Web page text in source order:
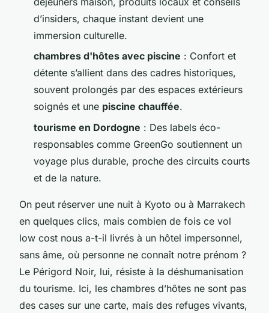
d’insiders, chaque instant devient une
immersion culturelle.
chambres d'hôtes avec piscine : Confort et
détente s’allient dans des cadres historiques,
souvent prolongés par des espaces extérieurs
soignés et une piscine chauffée.
tourisme en Dordogne : Des labels éco-
responsables comme GreenGo soutiennent un
voyage plus durable, proche des circuits courts
et de la nature.
On peut réserver une nuit à Kyoto ou à Marrakech
en quelques clics, mais combien de fois ce vol
low cost nous a-t-il livrés à un hôtel impersonnel,
sans âme, où personne ne connaît notre prénom ?
Le Périgord Noir, lui, résiste à la déshumanisation
du tourisme. Ici, les chambres d’hôtes ne sont pas
des cases sur une carte, mais des refuges vivants,